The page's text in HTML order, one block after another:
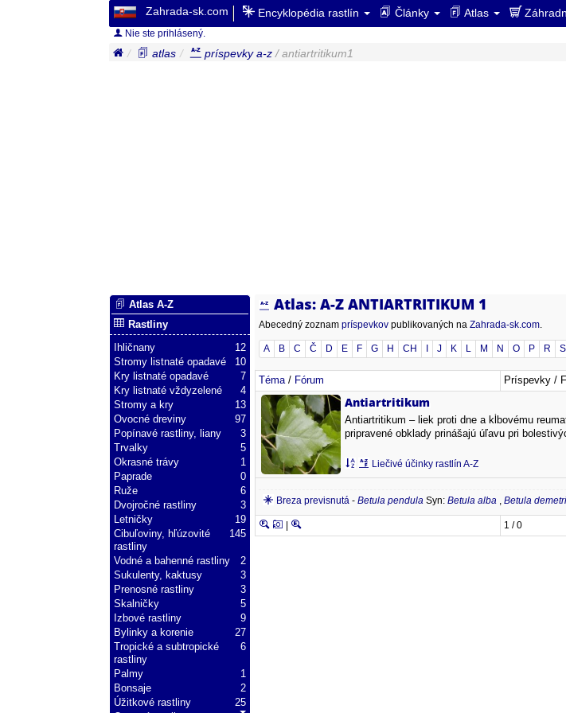
Zahrada-sk.com Encyklopédia rastlín Články Atlas
Nie ste prihlásený.
atlas príspevky a-z / antiartritikum1
Atlas: A-Z ANTIARTRITIKUM 1
Abecedný zoznampríspevkov publikovaných naZahrada-sk.com.
A B C Č D E F G H CH J K L M N O P R S
Téma/ Fórum Príspevky /
Antiartritikum
Antiartritikum – liek proti dne a kĺbovému
pripravené obklady prinášajú úľavu pri
Liečivé účinky rastlín A-Z
Breza previsnutá -Betula pendula Syn:Betula alba ,Betula
1 / 0
Atlas A-Z
Rastliny
12
Ihličnany
10
Stromy listnaté opadavé
7
Kry listnaté opadavé
4
Kry listnaté vždyzelené
13
Stromy a kry
97
Ovocné dreviny
3
Popínavé rastliny, liany
5
Trvalky
1
Okrasné trávy
0
Paprade
6
Ruže
3
Dvojročné rastliny
19
Letničky
145
Cibuľoviny, hľúzovité
rastliny
2
Vodné a bahenné rastliny
3
Sukulenty, kaktusy
3
Prenosné rastliny
5
Skalničky
9
Izbové rastliny
27
Bylinky a korenie
6
Tropické a subtropické
rastliny
1
Palmy
2
Bonsaje
25
Úžitkové rastliny